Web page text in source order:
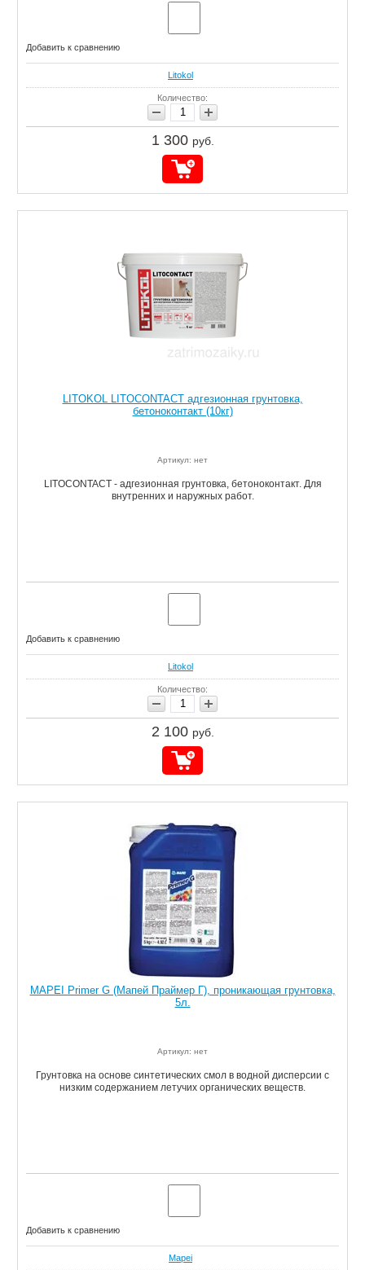
Добавить к сравнению
Litokol
Количество:
1 300 руб.
LITOKOL LITOCONTACT адгезионная грунтовка,
бетоноконтакт (10кг)
Артикул: нет
LITOCONTACT - адгезионная грунтовка, бетоноконтакт. Для
внутренних и наружных работ.
Добавить к сравнению
Litokol
Количество:
2 100 руб.
MAPEI Primer G (Мапей Праймер Г), проникающая грунтовка,
5л.
Артикул: нет
Грунтовка на основе синтетических смол в водной дисперсии с
низким содержанием летучих органических веществ.
Добавить к сравнению
Mapei